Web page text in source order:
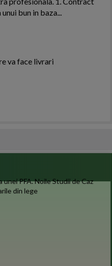
bun in baza...
va face livrari